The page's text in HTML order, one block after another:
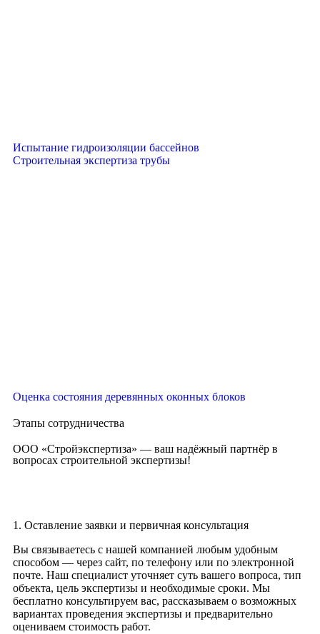
Испытание гидроизоляции бассейнов
Строительная экспертиза трубы
Оценка состояния деревянных оконных блоков
Этапы сотрудничества
ООО «Стройэкспертиза» — ваш надёжный партнёр в
вопросах строительной экспертизы!
1. Оставление заявки и первичная консультация
Вы связываетесь с нашей компанией любым удобным
способом — через сайт, по телефону или по электронной
почте. Наш специалист уточняет суть вашего вопроса, тип
объекта, цель экспертизы и необходимые сроки. Мы
бесплатно консультируем вас, рассказываем о возможных
вариантах проведения экспертизы и предварительно
оцениваем стоимость работ.